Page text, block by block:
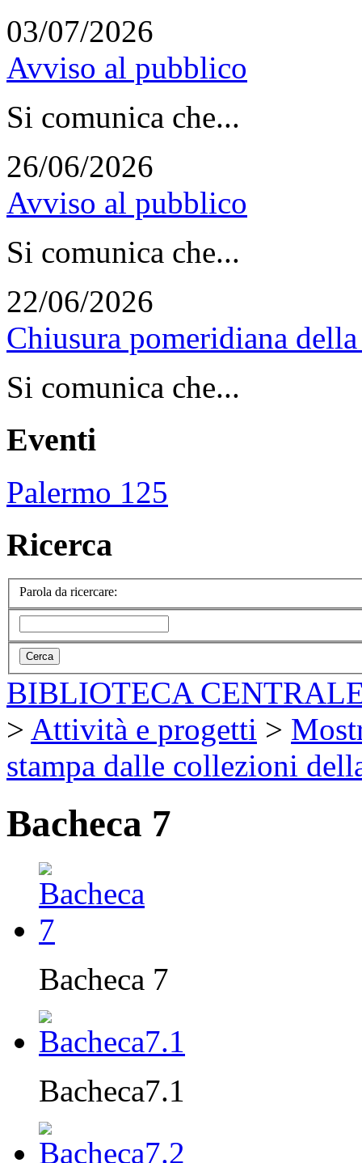
03/07/2026
Avviso al pubblico
Si comunica che...
26/06/2026
Avviso al pubblico
Si comunica che...
22/06/2026
Chiusura pomeridiana
Si comunica che...
Eventi
Palermo 125
Ricerca
Parola da ricercare:
BIBLIOTECA
> Attività e progetti >
stampa dalle collezioni
Bacheca 7
Bacheca 7
Bacheca7.1